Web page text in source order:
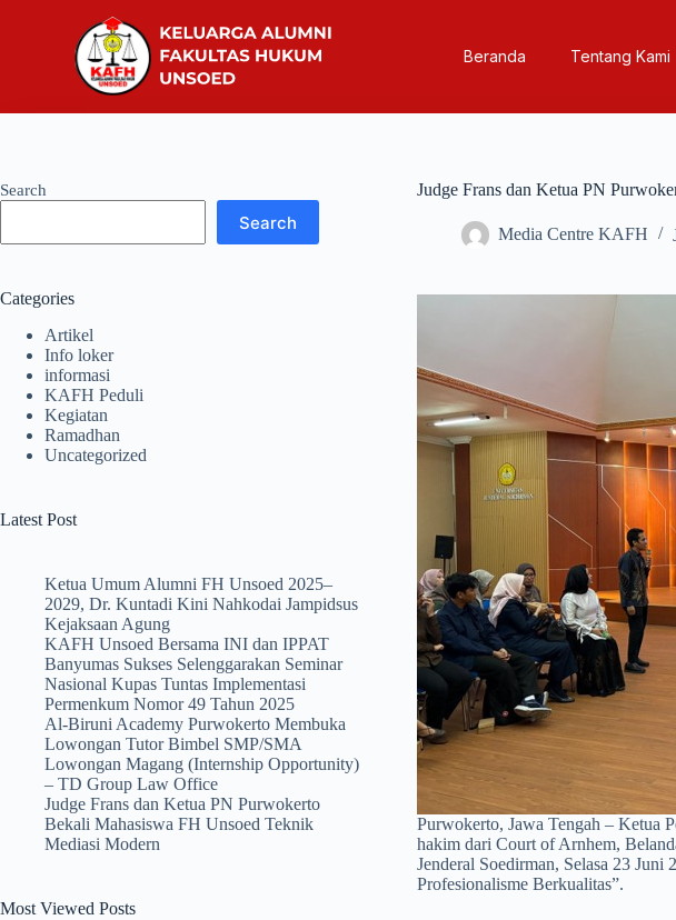
Beranda Tentang Kami
Judge Frans dan Ketua PN
Media Centre KAFH
Purwokerto, Jawa Tengah – Ketua
hakim dari Court of Arnhem,
Jenderal Soedirman, Selasa 23
Profesionalisme Berkualitas”.
Search
Search
Categories
Artikel
Info loker
informasi
KAFH Peduli
Kegiatan
Ramadhan
Uncategorized
Latest Post
Ketua Umum Alumni FH Unsoed 2025–
2029, Dr. Kuntadi Kini Nahkodai Jampidsus
Kejaksaan Agung
KAFH Unsoed Bersama INI dan IPPAT
Banyumas Sukses Selenggarakan Seminar
Nasional Kupas Tuntas Implementasi
Permenkum Nomor 49 Tahun 2025
Al-Biruni Academy Purwokerto Membuka
Lowongan Tutor Bimbel SMP/SMA
Lowongan Magang (Internship Opportunity)
– TD Group Law Office
Judge Frans dan Ketua PN Purwokerto
Bekali Mahasiswa FH Unsoed Teknik
Mediasi Modern
Most Viewed Posts